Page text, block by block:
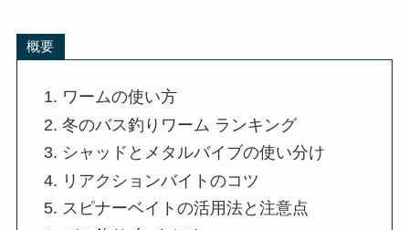
概要
ワームの使い方
冬のバス釣りワーム ランキング
シャッドとメタルバイブの使い分け
リアクションバイトのコツ
スピナーベイトの活用法と注意点